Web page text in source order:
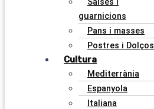
guarnicions
Pans i masses
Postres i Dolços
Cultura
Mediterrània
Espanyola
Italiana